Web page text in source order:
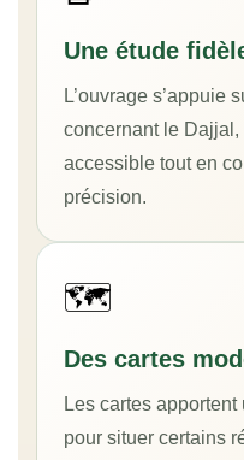
Une étude
L’ouvrage s’appuie
concernant le
accessible tout en
précision.
🗺️
Des cartes
Les cartes
pour situer certains